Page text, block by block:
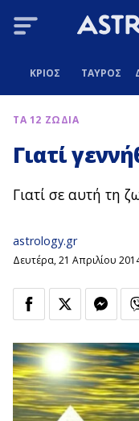
ΚΡΙΟΣ ΤΑΥΡΟΣ
ΤΑ 12 ΖΩΔΙΑ
Γιατί
Γιατί σε αυτή τη
astrology.gr
Δευτέρα, 21 Απριλίου